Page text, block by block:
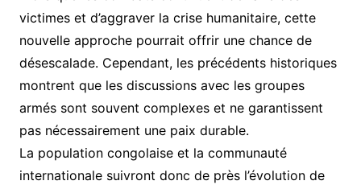
victimes et d’aggraver la crise humanitaire, cette
nouvelle approche pourrait offrir une chance de
désescalade. Cependant, les précédents historiques
montrent que les discussions avec les groupes
armés sont souvent complexes et ne garantissent
pas nécessairement une paix durable.
La population congolaise et la communauté
internationale suivront donc de près l’évolution de